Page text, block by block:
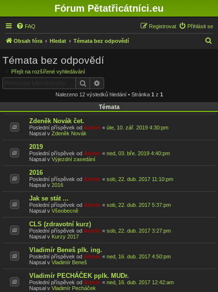
Fórum Pětatřicátníci.eu
FAQ Přihlásit se
Registrovat
Obsah fóra Hledat Témata bez odpovědí
Témata bez odpovědí
Přejít na rozšířené vyhledávání
Hledat
Nalezeno 12 výsledků hledání • Stránka 1 z 1
Témata
Zdeněk Novák čet.
Poslední příspěvek od Admin « úte, 10. zář. 2019 4:30:pm
Napsal v Zdeněk Novák
2019
Poslední příspěvek od Admin « ned, 03. bře. 2019 4:40:pm
Napsal v Výjezdní zasedání
2016
Poslední příspěvek od Admin « sob, 22. dub. 2017 11:10:pm
Napsal v 2016
Jak se stát ...
Poslední příspěvek od Admin « sob, 22. dub. 2017 5:37:pm
Napsal v Všeobecně
CLS (zdravotní kurz)
Poslední příspěvek od Admin « sob, 22. dub. 2017 3:27:pm
Napsal v Kurzy 2017
Vladimír Beneš plk. ing.
Poslední příspěvek od Admin « ned, 16. dub. 2017 4:50:pm
Napsal v Vladimír Beneš
Vladimír PECHÁČEK pplk. MUDr.
Poslední příspěvek od Admin « ned, 16. dub. 2017 12:42:am
Napsal v Vladimír Pecháček